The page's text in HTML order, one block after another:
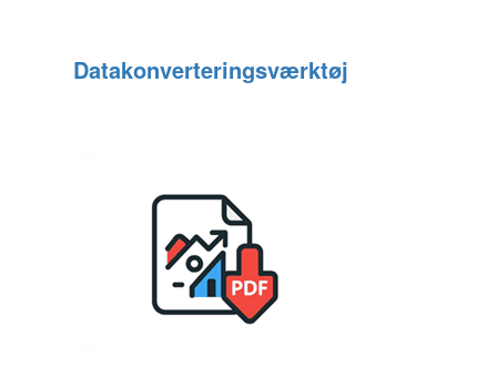
Datakonverteringsværktøj